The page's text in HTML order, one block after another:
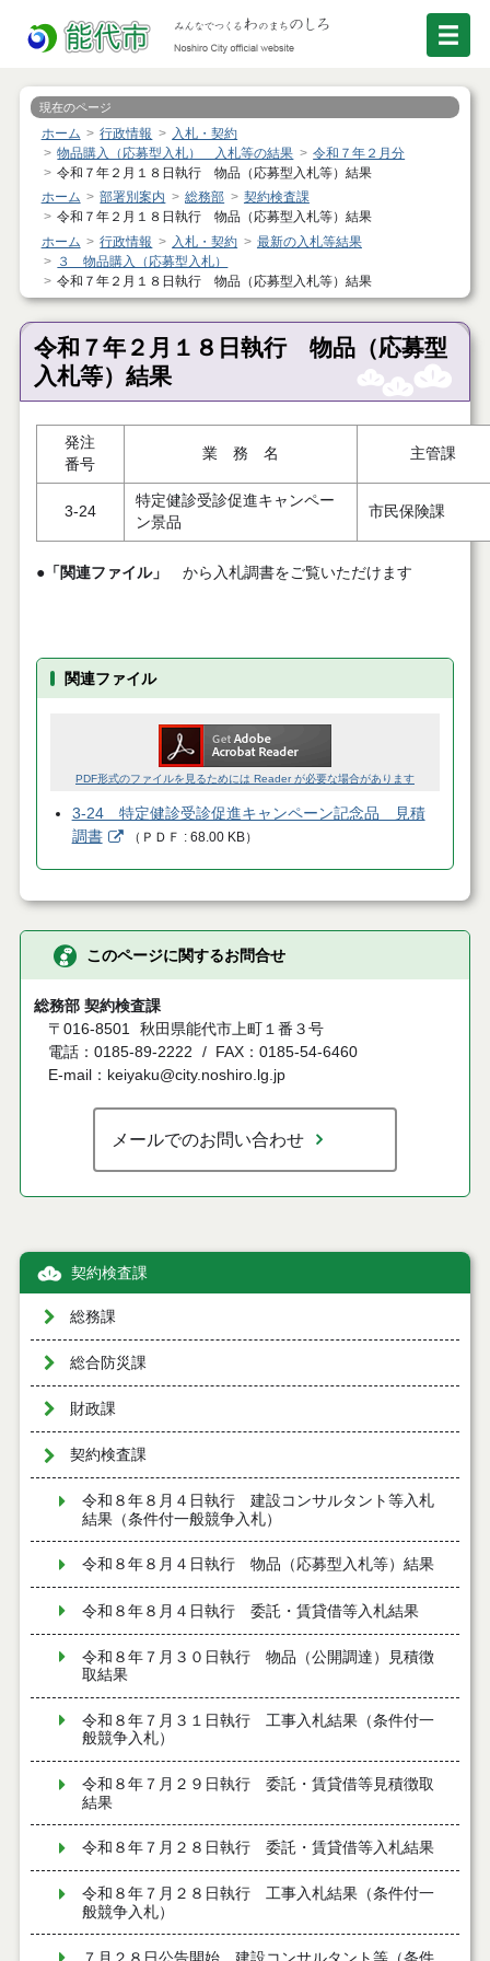
現在のページ
ホーム 行政情報
入札・契約
物品購入（応募型入札） 入札等の結果
令和７年２月分
令和７年２月１８日執行 物品（応募型入札等）結果
ホーム
部署別案内 総務部
契約検査課
令和７年２月１８日執行 物品（応募型入札等）結果
ホーム
行政情報 入札・契約
最新の入札等結果
３ 物品購入（応募型入札）
令和７年２月１８日執行 物品（応募型入札等）結果
令和７年２月１８日執行 物品（応募型
入札等）結果
発注
番号
業 務 名 主管課
3-24
特定健診受診促進キャンペー
ン景品
市民保険課
●「関連ファイル」 から入札調書をご覧いただけます
関連ファイル
PDF形式のファイルを見るためには Reader が必要な場合があります
3-24 特定健診受診促進キャンペーン記念品 見積
調書
（ ＰＤＦ 68.00 KB）
このページに関するお問合せ
総務部 契約検査課
〒016-8501 秋田県能代市上町１番３号
電話：0185-89-2222
FAX：0185-54-6460
E-mail：keiyaku@city.noshiro.lg.jp
メールでのお問い合わせ
契約検査課
総務課
総合防災課
財政課
契約検査課
令和８年８月４日執行 建設コンサルタント等入札
結果（条件付一般競争入札）
令和８年８月４日執行 物品（応募型入札等）結果
令和８年８月４日執行 委託・賃貸借等入札結果
令和８年７月３０日執行 物品（公開調達）見積徴
取結果
令和８年７月３１日執行 工事入札結果（条件付一
般競争入札）
令和８年７月２９日執行 委託・賃貸借等見積徴取
結果
令和８年７月２８日執行 委託・賃貸借等入札結果
令和８年７月２８日執行 工事入札結果（条件付一
般競争入札）